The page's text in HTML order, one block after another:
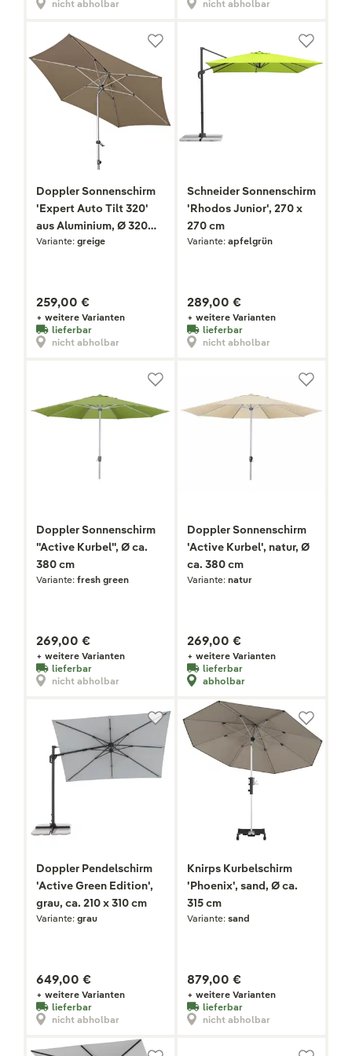
nicht abholbar nicht abholbar
Doppler Sonnenschirm
'Expert Auto Tilt 320'
aus Aluminium, Ø 320
cm
Variante: greige
259,00 €
+ weitere Varianten
lieferbar
nicht abholbar
Schneider Sonnenschirm
'Rhodos Junior', 270 x
270 cm
Variante: apfelgrün
289,00 €
+ weitere Varianten
lieferbar
nicht abholbar
Doppler Sonnenschirm
"Active Kurbel", Ø ca.
380 cm
Variante: fresh green
269,00 €
+ weitere Varianten
lieferbar
nicht abholbar
Doppler Sonnenschirm
'Active Kurbel', natur, Ø
ca. 380 cm
Variante: natur
269,00 €
+ weitere Varianten
lieferbar
abholbar
Doppler Pendelschirm
'Active Green Edition',
grau, ca. 210 x 310 cm
Variante: grau
649,00 €
+ weitere Varianten
lieferbar
nicht abholbar
Knirps Kurbelschirm
'Phoenix', sand, Ø ca.
315 cm
Variante: sand
879,00 €
+ weitere Varianten
lieferbar
nicht abholbar